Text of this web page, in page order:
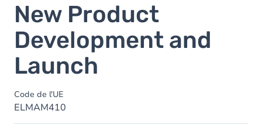
New Product
Development and
Launch
Code de l'UE
ELMAM410